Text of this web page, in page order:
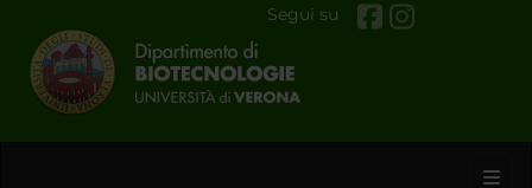
Segui su